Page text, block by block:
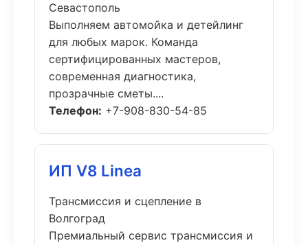
Севастополь
Выполняем автомойка и детейлинг
для любых марок. Команда
сертифицированных мастеров,
современная диагностика,
прозрачные сметы....
Телефон: +7-908-830-54-85
ИП V8 Linea
Трансмиссия и сцепление в
Волгоград
Премиальный сервис трансмиссия и